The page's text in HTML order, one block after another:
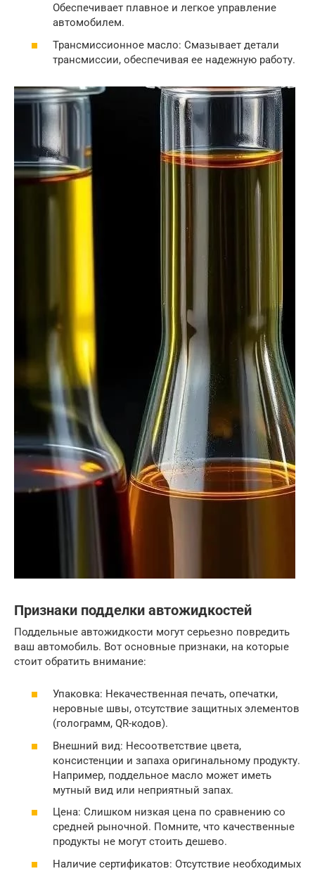
Обеспечивает плавное и легкое управление
автомобилем.
Трансмиссионное масло: Смазывает детали
трансмиссии, обеспечивая ее надежную работу.
Признаки подделки автожидкостей
Поддельные автожидкости могут серьезно повредить
ваш автомобиль. Вот основные признаки, на которые
стоит обратить внимание:
Упаковка: Некачественная печать, опечатки,
неровные швы, отсутствие защитных элементов
(голограмм, QR-кодов).
Внешний вид: Несоответствие цвета,
консистенции и запаха оригинальному продукту.
Например, поддельное масло может иметь
мутный вид или неприятный запах.
Цена: Слишком низкая цена по сравнению со
средней рыночной. Помните, что качественные
продукты не могут стоить дешево.
Наличие сертификатов: Отсутствие необходимых